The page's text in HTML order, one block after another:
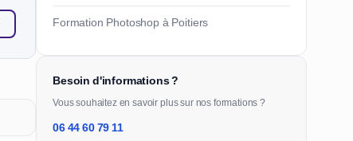
Formation Photoshop à Poitiers
Besoin d'informations ?
Vous souhaitez en savoir plus sur nos formations ?
06 44 60 79 11